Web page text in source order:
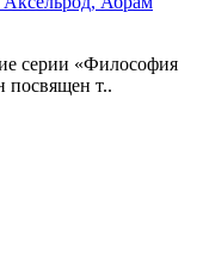
серии «Философия
т..